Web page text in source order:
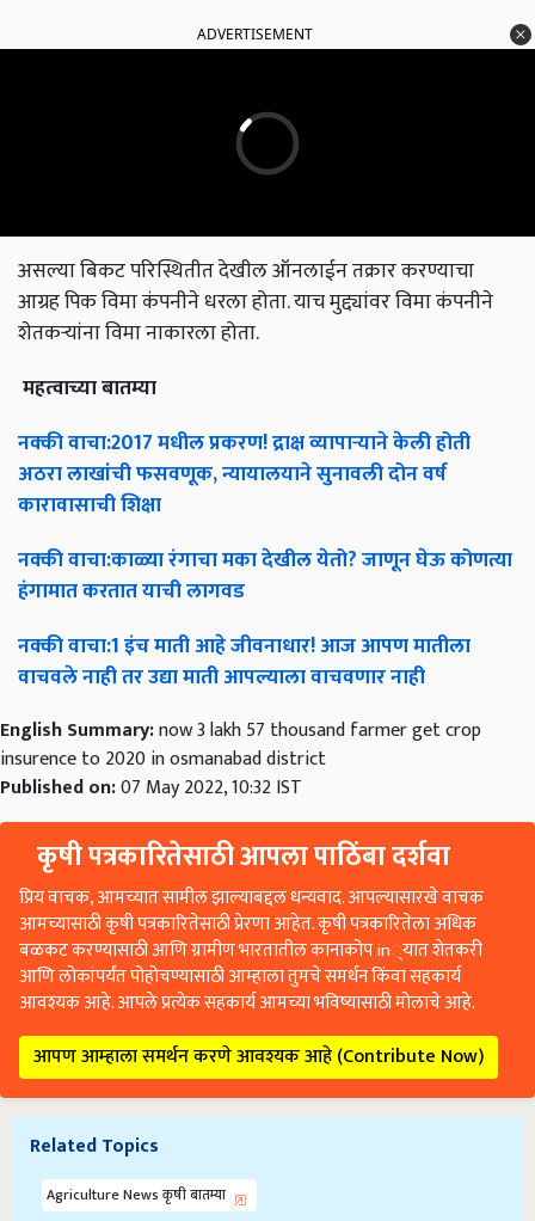
ADVERTISEMENT
असल्या बिकट परिस्थितीत देखील ऑनलाईन तक्रार करण्याचा
आग्रह पिक विमा कंपनीने धरला होता. याच मुद्द्यांवर विमा कंपनीने
शेतकऱ्यांना विमा नाकारला होता.
महत्वाच्याबातम्या
नक्कीवाचा:2017मधीलप्रकरण!द्राक्षव्यापाऱ्यानेकेलीहोती
अठरालाखांचीफसवणूक,न्यायालयानेसुनावलीदोनवर्ष
कारावासाचीशिक्षा
नक्कीवाचा:काळ्यारंगाचामकादेखीलयेतो?जाणूनघेऊकोणत्या
हंगामातकरतातयाचीलागवड
नक्कीवाचा:1इंचमातीआहेजीवनाधार!आजआपणमातीला
वाचवलेनाहीतरउद्यामातीआपल्यालावाचवणारनाही
English Summary:now 3 lakh 57 thousand farmer get crop
insurence to 2020 in osmanabad district
Published on:07 May 2022, 10:32 IST
कृषी पत्रकारितेसाठी आपला पाठिंबा दर्शवा
प्रिय वाचक, आमच्यात सामील झाल्याबद्दल धन्यवाद. आपल्यासारखे वाचक
आमच्यासाठी कृषी पत्रकारितेसाठी प्रेरणा आहेत. कृषी पत्रकारितेला अधिक
बळकट करण्यासाठी आणि ग्रामीण भारतातील कानाकोप in्यात शेतकरी
आणि लोकांपर्यंत पोहोचण्यासाठी आम्हाला तुमचे समर्थन किंवा सहकार्य
आवश्यक आहे. आपले प्रत्येक सहकार्य आमच्या भविष्यासाठी मोलाचे आहे.
आपण आम्हाला समर्थन करणे आवश्यक आहे (Contribute Now)
Related Topics
Agriculture News कृषी बातम्या